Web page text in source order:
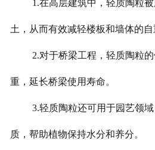
1.在高层建筑中，轻质陶粒
土，从而有效减轻楼板和墙体的自
2.对于桥梁工程，轻质陶粒
重，延长桥梁使用寿命。
3.轻质陶粒还可用于园艺领
质，帮助植物保持水分和养分。